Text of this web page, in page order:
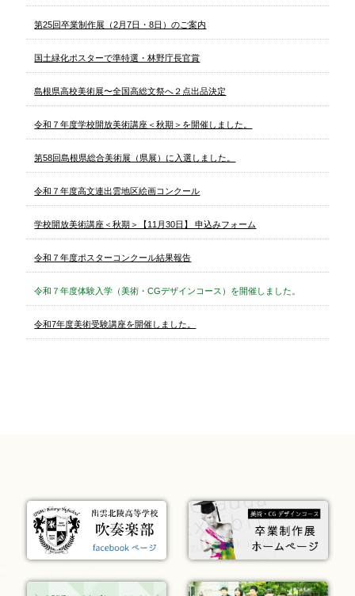
第25回卒業制作展（2月7日・8日）のご案内
国土緑化ポスターで準特選・林野庁長官賞
島根県高校美術展〜全国高総文祭へ２点出品決定
令和７年度学校開放美術講座＜秋期＞を開催しました。
第58回島根県総合美術展（県展）に入選しました。
令和７年度高文連出雲地区絵画コンクール
学校開放美術講座＜秋期＞【11月30日】 申込みフォーム
令和７年度ポスターコンクール結果報告
令和７年度体験入学（美術・CGデザインコース）を開催しました。
令和7年度美術受験講座を開催しました。